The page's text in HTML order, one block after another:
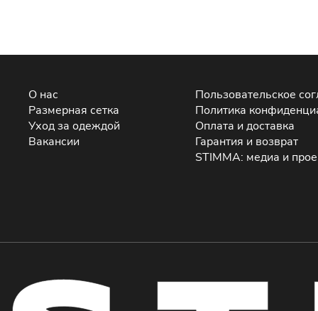
О нас
Размерная сетка
Уход за одеждой
Вакансии
Пользовательское
Политика
Оплата и доставка
Гарантия и возврат
STIMMA: медиа и